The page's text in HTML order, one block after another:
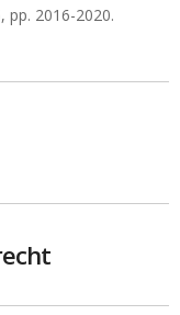
pp. 2016-2020.